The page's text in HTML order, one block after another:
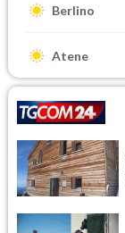
Berlino
Atene